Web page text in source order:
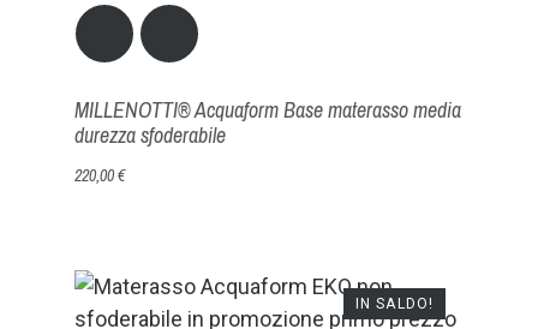
MILLENOTTI® Acquaform Base materasso media
durezza sfoderabile
220,00 €
IN SALDO!